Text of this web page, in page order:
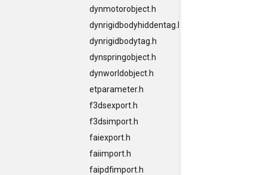
dynmotorobject.h
dynrigidbodyhiddentag.h
dynrigidbodytag.h
dynspringobject.h
dynworldobject.h
etparameter.h
f3dsexport.h
f3dsimport.h
faiexport.h
faiimport.h
faipdfimport.h